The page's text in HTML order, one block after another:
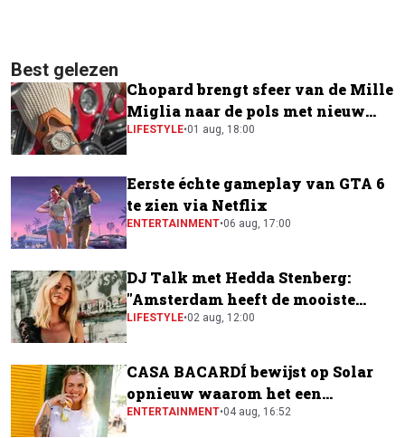
Best gelezen
Chopard brengt sfeer van de Mille
Miglia naar de pols met nieuw
horloge
LIFESTYLE•01 aug, 18:00
Eerste échte gameplay van GTA 6
te zien via Netflix
ENTERTAINMENT•06 aug, 17:00
DJ Talk met Hedda Stenberg:
"Amsterdam heeft de mooiste
festivalscene van Europa"
LIFESTYLE•02 aug, 12:00
CASA BACARDÍ bewijst op Solar
opnieuw waarom het een
festivalfavoriet is
ENTERTAINMENT•04 aug, 16:52